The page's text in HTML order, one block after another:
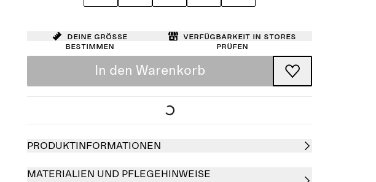
Deine Größe
bestimmen
Verfügbarkeit in Stores
prüfen
In den Warenkorb
PRODUKTINFORMATIONEN
MATERIALIEN UND PFLEGEHINWEISE